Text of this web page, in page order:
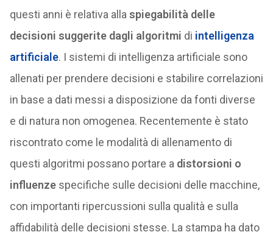
questi anni è relativa alla spiegabilità delle
decisioni suggerite dagli algoritmi di intelligenza
artificiale. I sistemi di intelligenza artificiale sono
allenati per prendere decisioni e stabilire correlazioni
in base a dati messi a disposizione da fonti diverse
e di natura non omogenea. Recentemente è stato
riscontrato come le modalità di allenamento di
questi algoritmi possano portare a distorsioni o
influenzespecifiche sulle decisioni delle macchine,
con importanti ripercussioni sulla qualità e sulla
affidabilità delle decisioni stesse. La stampa ha dato